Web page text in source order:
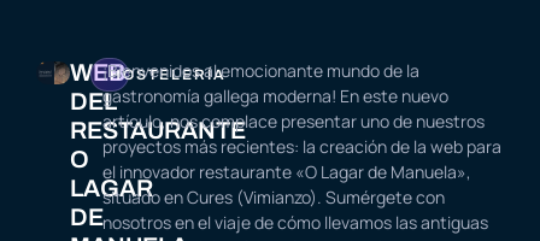
WEB
DEL
RESTAURANTE
O
LAGAR
DE
HOSTELERÍA
¡Bienvenidos al emocionante mundo de la
gastronomía gallega moderna! En este nuevo
artículo, nos complace presentar uno de nuestros
proyectos más recientes: la creación de la web para
el innovador restaurante «O Lagar de Manuela»,
situado en Cures (Vimianzo). Sumérgete con
nosotros en el viaje de cómo llevamos las antiguas